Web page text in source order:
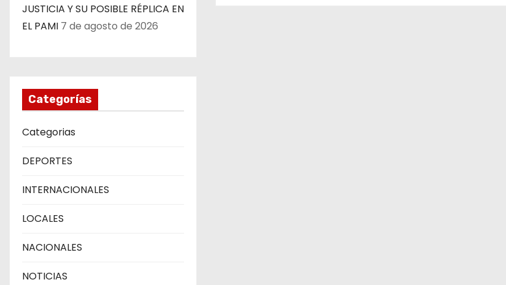
JUSTICIA Y SU POSIBLE RÉPLICA EN
EL PAMI 7 de agosto de 2026
Categorías
Categorias
DEPORTES
INTERNACIONALES
LOCALES
NACIONALES
NOTICIAS